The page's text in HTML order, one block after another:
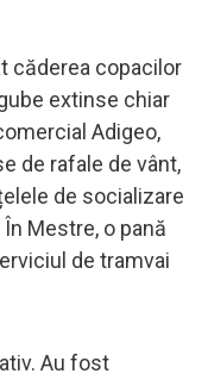
căderea copacilor
extinse chiar
Adigeo,
de rafale de vânt,
de socializare
Mestre, o pană
de tramvai
Au fost